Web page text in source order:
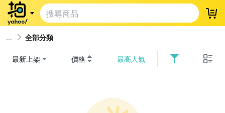
登
全部分類
最新上架 價格 最高人氣